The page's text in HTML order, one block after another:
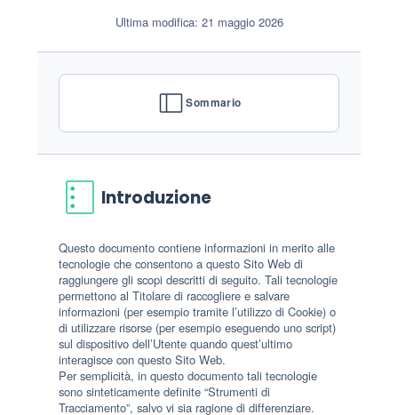
Ultima modifica: 21 maggio 2026
Sommario
Introduzione
Questo documento contiene informazioni in merito alle
tecnologie che consentono a questo Sito Web di
raggiungere gli scopi descritti di seguito. Tali tecnologie
permettono al Titolare di raccogliere e salvare
informazioni (per esempio tramite l’utilizzo di Cookie) o
di utilizzare risorse (per esempio eseguendo uno script)
sul dispositivo dell’Utente quando quest’ultimo
interagisce con questo Sito Web.
Per semplicità, in questo documento tali tecnologie
sono sinteticamente definite “Strumenti di
Tracciamento”, salvo vi sia ragione di differenziare.